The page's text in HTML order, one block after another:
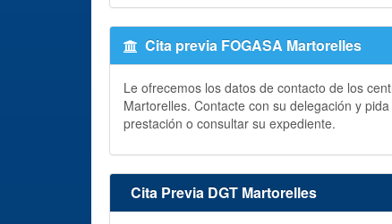
Cita previa FOGASA Martorelles
Le ofrecemos los datos de contacto de los
Martorelles. Contacte con su delegación y pida
prestación o consultar su expediente.
Cita Previa DGT Martorelles